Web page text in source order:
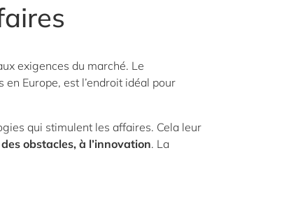
exigences du marché. Le
Europe, est l’endroit idéal pour
qui stimulent les affaires. Cela leur
obstacles, à l’innovation. La